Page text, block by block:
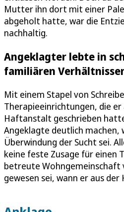
Mutter ihn dort mit einer
abgeholt hatte, war die
nachhaltig.
Angeklagter lebte in
familiären
Mit einem Stapel von
Therapieeinrichtungen, die er
Haftanstalt geschrieben
Angeklagte deutlich machen,
Überwindung der Sucht sei.
keine feste Zusage für einen
betreute Wohngemeinschaft
gewesen sei, wann er aus